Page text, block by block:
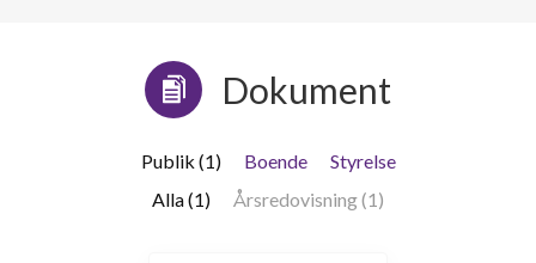
Dokument
Publik (1) Boende
Styrelse
Alla (1)
Årsredovisning (1)